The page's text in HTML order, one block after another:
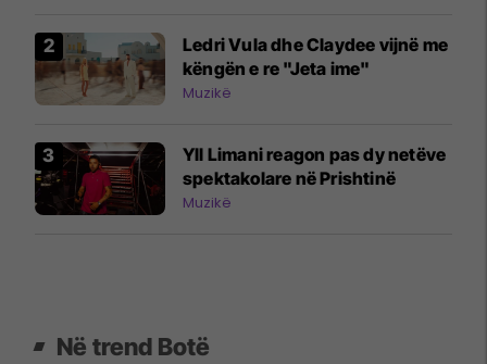
Ledri Vula dhe Claydee vijnë me
këngën e re "Jeta ime"
Muzikë
Yll Limani reagon pas dy netëve
spektakolare në Prishtinë
Muzikë
Në trend Botë